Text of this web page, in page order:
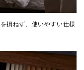
損ねず、使いやすい仕様